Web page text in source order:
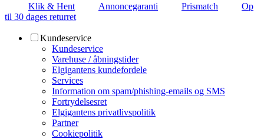
Klik & Hent Annoncegaranti Prismatch
Op
til 30 dages returret
Kundeservice
Kundeservice
Varehuse / åbningstider
Elgigantens kundefordele
Services
Information om spam/phishing-emails og SMS
Fortrydelsesret
Elgigantens privatlivspolitik
Partner
Cookiepolitik